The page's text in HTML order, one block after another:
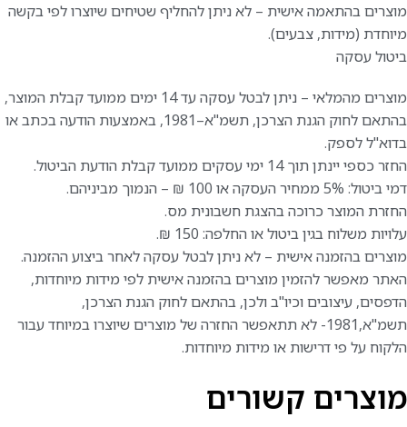
מוצרים בהתאמה אישית – לא ניתן להחליף שטיחים שיוצרו לפי בקשה
מיוחדת (מידות, צבעים).
ביטול עסקה
מוצרים מהמלאי – ניתן לבטל עסקה עד 14 ימים ממועד קבלת המוצר,
בהתאם לחוק הגנת הצרכן, תשמ"א–1981, באמצעות הודעה בכתב או
בדוא"ל לספק.
החזר כספי יינתן תוך 14 ימי עסקים ממועד קבלת הודעת הביטול.
דמי ביטול: 5% ממחיר העסקה או 100 ₪ – הנמוך מביניהם.
החזרת המוצר כרוכה בהצגת חשבונית מס.
עלויות משלוח בגין ביטול או החלפה: 150 ₪.
מוצרים בהזמנה אישית – לא ניתן לבטל עסקה לאחר ביצוע ההזמנה.
האתר מאפשר להזמין מוצרים בהזמנה אישית לפי מידות מיוחדות,
הדפסים, עיצובים וכיו"ב ולכן, בהתאם לחוק הגנת הצרכן,
תשמ"א,1981- לא תתאפשר החזרה של מוצרים שיוצרו במיוחד עבור
הלקוח על פי דרישות או מידות מיוחדות.
מוצרים קשורים